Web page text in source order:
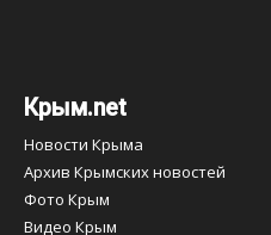
Крым.net
Новости Крыма
Архив Крымских новостей
Фото Крым
Видео Крым